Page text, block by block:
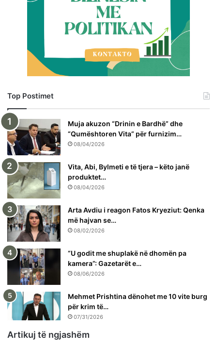
Top Postimet
Muja akuzon “Drinin e Bardhë” dhe
“Qumështoren Vita” për furnizim…
08/04/2026
Vita, Abi, Bylmeti e të tjera – këto janë
produktet…
08/04/2026
Arta Avdiu i reagon Fatos Kryeziut: Qenka
më hajvan se…
08/02/2026
“U godit me shuplakë në dhomën pa
kamera”: Gazetarët e…
08/06/2026
Mehmet Prishtina dënohet me 10 vite burg
për krim të…
07/31/2026
Artikuj të ngjashëm